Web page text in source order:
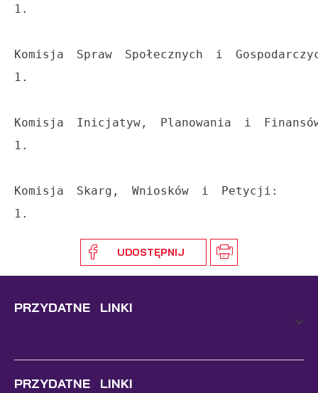
1.
Komisja Spraw Społecznych i
1.
Komisja Inicjatyw, Planowania i
1.
Komisja Skarg, Wniosków i Petycji:
1.
UDOSTĘPNIJ
PRZYDATNE LINKI
PRZYDATNE LINKI